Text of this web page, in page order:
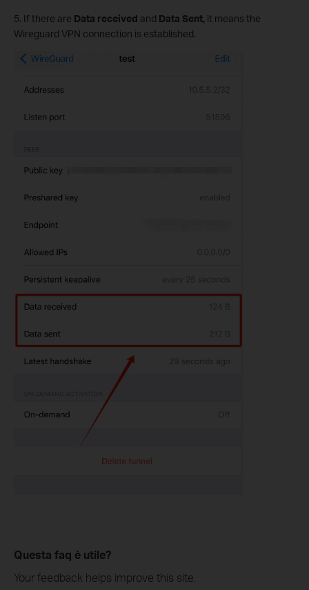
5. If there are Data received and Data Sent, it means the
Wireguard VPN connection is established.
Questa faq è utile?
Your feedback helps improve this site.